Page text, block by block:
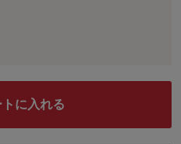
トに入れる